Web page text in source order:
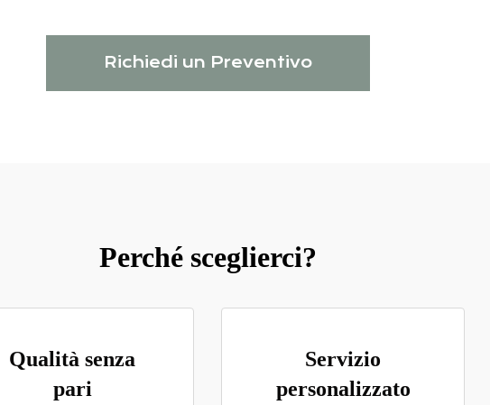
Richiedi un Preventivo
Perché sceglierci?
Qualità senza
pari
Servizio
personalizzato